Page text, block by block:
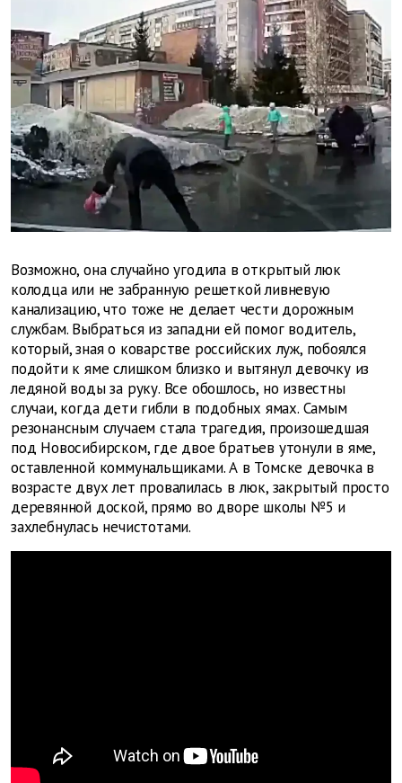
Возможно, она случайно угодила в открытый люк
колодца или не забранную решеткой ливневую
канализацию, что тоже не делает чести дорожным
службам. Выбраться из западни ей помог водитель,
который, зная о коварстве российских луж, побоялся
подойти к яме слишком близко и вытянул девочку из
ледяной воды за руку. Все обошлось, но известны
случаи, когда дети гибли в подобных ямах. Самым
резонансным случаем стала трагедия, произошедшая
под Новосибирском, где двое братьев утонули в яме,
оставленной коммунальщиками. А в Томске девочка в
возрасте двух лет провалилась в люк, закрытый просто
деревянной доской, прямо во дворе школы №5 и
захлебнулась нечистотами.